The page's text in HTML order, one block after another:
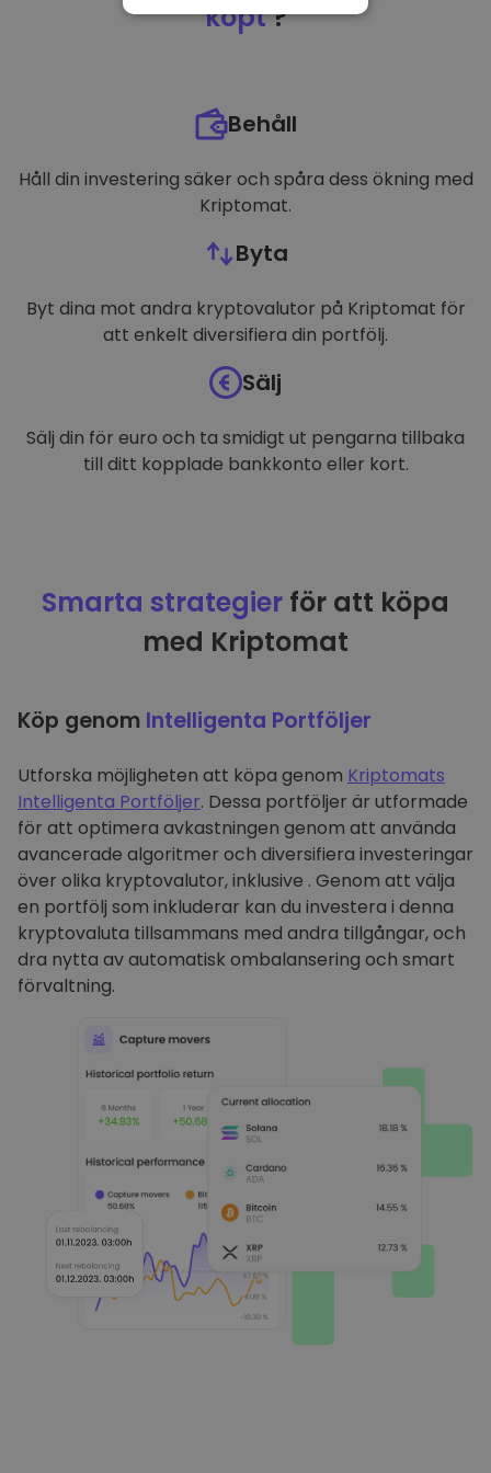
köpt?
Behåll
Håll din investering säker och spåra dess ökning med
Kriptomat.
Byta
Byt dina mot andra kryptovalutor på Kriptomat för
att enkelt diversifiera din portfölj.
Sälj
Sälj din för euro och ta smidigt ut pengarna tillbaka
till ditt kopplade bankkonto eller kort.
Smarta strategier för att köpa
med Kriptomat
Köp genom Intelligenta Portföljer
Utforska möjligheten att köpa genom Kriptomats
Intelligenta Portföljer. Dessa portföljer är utformade
för att optimera avkastningen genom att använda
avancerade algoritmer och diversifiera investeringar
över olika kryptovalutor, inklusive . Genom att välja
en portfölj som inkluderar kan du investera i denna
kryptovaluta tillsammans med andra tillgångar, och
dra nytta av automatisk ombalansering och smart
förvaltning.
PRESTANDA
FUNKTIONER